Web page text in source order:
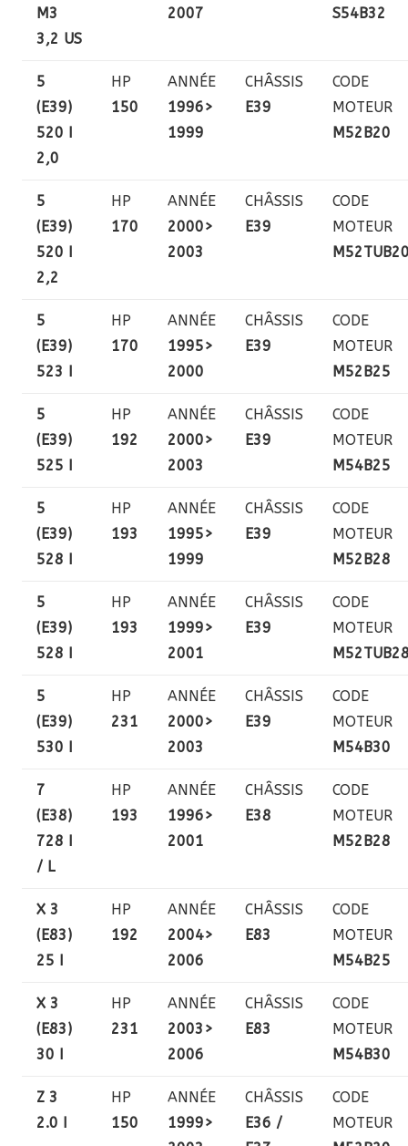
M3
3,2 US
2007 S54B32
5
(E39)
520 I
2,0
HP
150
ANNÉE
1996>
1999
CHÂSSIS
E39
CODE
MOTEUR
M52B20
5
(E39)
520 I
2,2
HP
170
ANNÉE
2000>
2003
CHÂSSIS
E39
CODE
MOTEUR
5
(E39)
523 I
HP
170
ANNÉE
1995>
2000
CHÂSSIS
E39
CODE
MOTEUR
M52B25
5
(E39)
525 I
HP
192
ANNÉE
2000>
2003
CHÂSSIS
E39
CODE
MOTEUR
M54B25
5
(E39)
528 I
HP
193
ANNÉE
1995>
1999
CHÂSSIS
E39
CODE
MOTEUR
M52B28
5
(E39)
528 I
HP
193
ANNÉE
1999>
2001
CHÂSSIS
E39
CODE
MOTEUR
5
(E39)
530 I
HP
231
ANNÉE
2000>
2003
CHÂSSIS
E39
CODE
MOTEUR
M54B30
7
(E38)
728 I
/ L
HP
193
ANNÉE
1996>
2001
CHÂSSIS
E38
CODE
MOTEUR
M52B28
X 3
(E83)
25 I
HP
192
ANNÉE
2004>
2006
CHÂSSIS
E83
CODE
MOTEUR
M54B25
X 3
(E83)
30 I
HP
231
ANNÉE
2003>
2006
CHÂSSIS
E83
CODE
MOTEUR
M54B30
Z 3
2.0 I
HP
150
ANNÉE
1999>
CHÂSSIS
E36 /
CODE
MOTEUR